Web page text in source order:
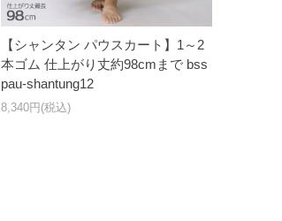
【シャンタン パウスカート】1～2
本ゴム 仕上がり丈約98cmまで bss
pau-shantung12
8,340円(税込)